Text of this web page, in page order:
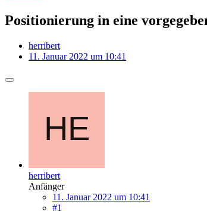
Positionierung in eine
herribert
11. Januar 2022 um 10:41
herribert
Anfänger
11. Januar 2022 um 10:41
#1